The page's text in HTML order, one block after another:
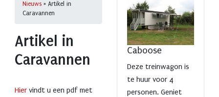
Nieuws » Artikel in
Caravannen
Artikel in
Caravannen
Hier vindt u een pdf met
Caboose
Deze treinwagon is
te huur voor 4
personen. Geniet